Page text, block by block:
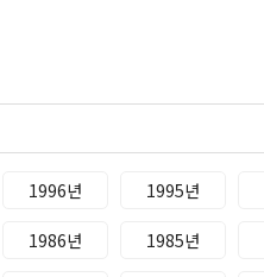
1996년 1995년
1986년 1985년